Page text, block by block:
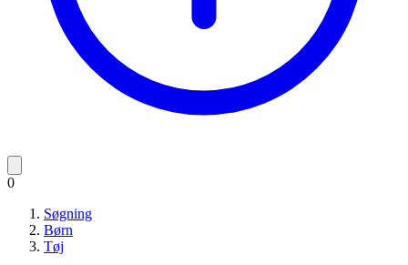
0
Søgning
Børn
Tøj